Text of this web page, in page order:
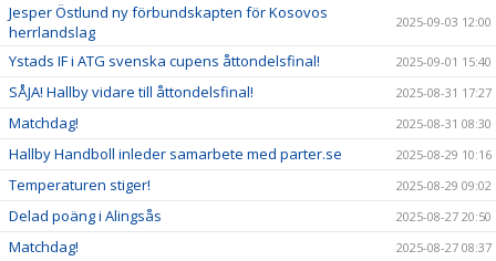
Jesper Östlund ny förbundskapten för Kosovos
herrlandslag
2025-09-03 12:00
Ystads IF i ATG svenska cupens åttondelsfinal! 2025-09-01 15:40
SÅJA! Hallby vidare till åttondelsfinal! 2025-08-31 17:27
Matchdag! 2025-08-31 08:30
Hallby Handboll inleder samarbete med parter.se 2025-08-29 10:16
Temperaturen stiger! 2025-08-29 09:02
Delad poäng i Alingsås 2025-08-27 20:50
Matchdag! 2025-08-27 08:37